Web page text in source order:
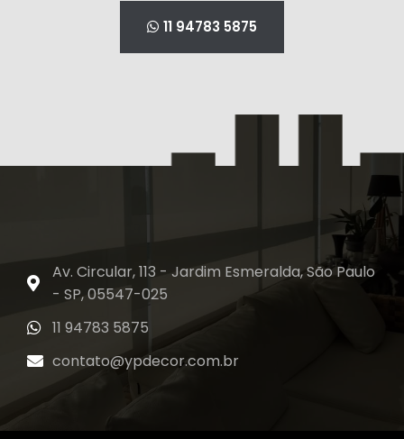
11 94783 5875
Av. Circular, 113 - Jardim Esmeralda, São Paulo
- SP, 05547-025
11 94783 5875
contato@ypdecor.com.br